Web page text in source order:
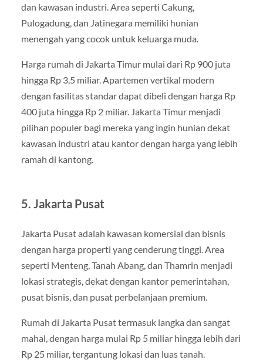
dan kawasan industri. Area seperti Cakung,
Pulogadung, dan Jatinegara memiliki hunian
menengah yang cocok untuk keluarga muda.
Harga rumah di Jakarta Timur mulai dari Rp 900 juta
hingga Rp 3,5 miliar. Apartemen vertikal modern
dengan fasilitas standar dapat dibeli dengan harga Rp
400 juta hingga Rp 2 miliar. Jakarta Timur menjadi
pilihan populer bagi mereka yang ingin hunian dekat
kawasan industri atau kantor dengan harga yang lebih
ramah di kantong.
5. Jakarta Pusat
Jakarta Pusat adalah kawasan komersial dan bisnis
dengan harga properti yang cenderung tinggi. Area
seperti Menteng, Tanah Abang, dan Thamrin menjadi
lokasi strategis, dekat dengan kantor pemerintahan,
pusat bisnis, dan pusat perbelanjaan premium.
Rumah di Jakarta Pusat termasuk langka dan sangat
mahal, dengan harga mulai Rp 5 miliar hingga lebih dari
Rp 25 miliar, tergantung lokasi dan luas tanah.